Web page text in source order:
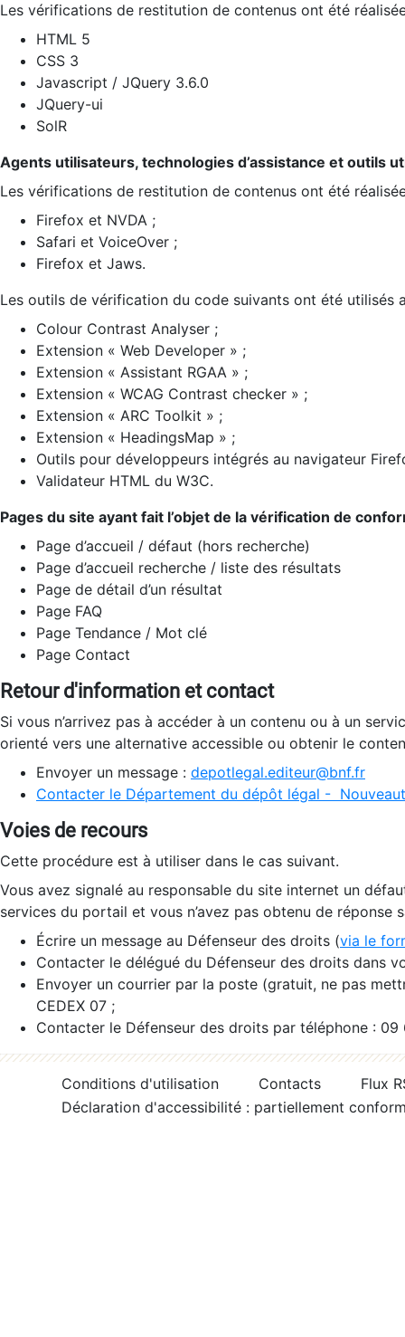
Les vérifications de restitution de contenus ont été
HTML 5
CSS 3
Javascript / JQuery 3.6.0
JQuery-ui
SolR
Agents utilisateurs, technologies d’assistance et outils
Les vérifications de restitution de contenus ont été
Firefox et NVDA ;
Safari et VoiceOver ;
Firefox et Jaws.
Les outils de vérification du code suivants ont été utilisés
Colour Contrast Analyser ;
Extension « Web Developer » ;
Extension « Assistant RGAA » ;
Extension « WCAG Contrast checker » ;
Extension « ARC Toolkit » ;
Extension « HeadingsMap » ;
Outils pour développeurs intégrés au navigateur
Validateur HTML du W3C.
Pages du site ayant fait l’objet de la vérification de
Page d’accueil / défaut (hors recherche)
Page d’accueil recherche / liste des résultats
Page de détail d’un résultat
Page FAQ
Page Tendance / Mot clé
Page Contact
Retour d'information et contact
Si vous n’arrivez pas à accéder à un contenu ou à un
orienté vers une alternative accessible ou obtenir le
Envoyer un message : depotlegal.editeur@bnf.fr
Contacter le Département du dépôt légal -
Voies de recours
Cette procédure est à utiliser dans le cas suivant.
Vous avez signalé au responsable du site internet un
services du portail et vous n’avez pas obtenu de réponse
Écrire un message au Défenseur des droits (via le
Contacter le délégué du Défenseur des droits dans
Envoyer un courrier par la poste (gratuit, ne pas
CEDEX 07 ;
Contacter le Défenseur des droits par téléphone :
Conditions d'utilisation Contacts
Flux
Déclaration d'accessibilité : partiellement